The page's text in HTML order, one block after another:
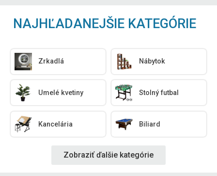
NAJHĽADANEJŠIE KATEGÓRIE
Zrkadlá Nábytok
Umelé kvetiny Stolný futbal
Kancelária Biliard
Zobraziť ďalšie kategórie